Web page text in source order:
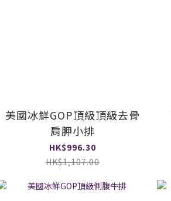
美國冰鮮GOP頂級頂級去骨
肩胛小排
HK$996.30
HK$1,107.00